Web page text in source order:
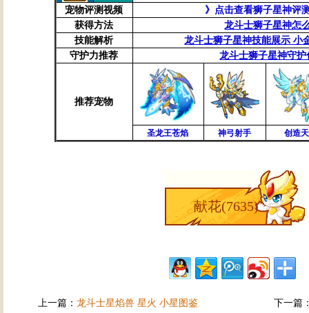
宠物评测视频
》点击查看狮子星神评
获得方法
龙斗士狮子星神怎
技能解析
龙斗士狮子星神技能展示 小
守护力推荐
龙斗士狮子星神守护
推荐宠物
圣龙王苍焰 神弓射手 创造
献花(7635)
上一篇： 龙斗士星焰兽 星火 小星图鉴 下一篇